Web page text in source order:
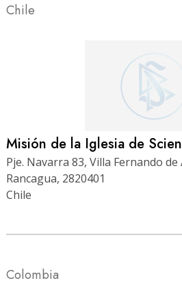
Chile
Misión de la Iglesia de
Pje. Navarra 83, Villa Fernando
Rancagua, 2820401
Chile
Colombia